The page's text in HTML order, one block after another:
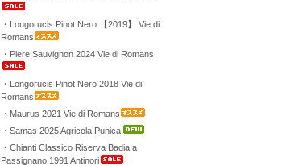
・Longorucis Pinot Nero 【2019】 Vie di
Romans
・Piere Sauvignon 2024 Vie di Romans
・Longorucis Pinot Nero 2018 Vie di
Romans
・Maurus 2021 Vie di Romans
・Samas 2025 Agricola Punica
・Chianti Classico Riserva Badia a
Passignano 1991 Antinori